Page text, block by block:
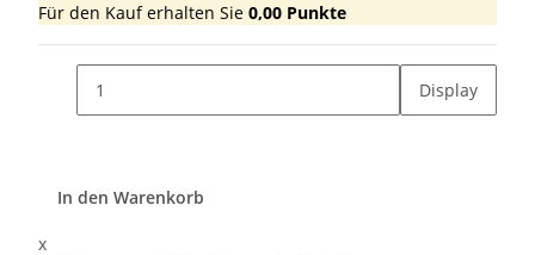
Für den Kauf erhalten Sie 0,00 Punkte
Display
In den Warenkorb
x